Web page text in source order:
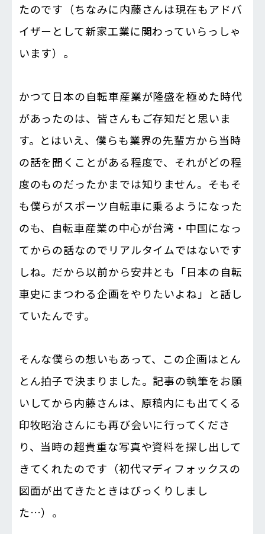
たのです（ちなみに内藤さんは現在もアドバ
イザーとして新家工業に関わっていらっしゃ
います）。
かつて日本の自転車産業が隆盛を極めた時代
があったのは、皆さんもご存知だと思いま
す。とはいえ、僕らも業界の先輩方から当時
の話を聞くことがある程度で、それがどの程
度のものだったかまでは知りません。そもそ
も僕らがスポーツ自転車に乗るようになった
のも、自転車産業の中心が台湾・中国になっ
てからの話なのでリアルタイムではないです
しね。だから以前から安井とも「日本の自転
車史にまつわる企画をやりたいよね」と話し
ていたんです。
そんな僕らの想いもあって、この企画はとん
とん拍子で決まりました。記事の執筆をお願
いしてから内藤さんは、原稿内にも出てくる
印牧昭治さんにも再び会いに行ってくださ
り、当時の超貴重な写真や資料を探し出して
きてくれたのです（初代マディフォックスの
図面が出てきたときはびっくりしまし
た…）。